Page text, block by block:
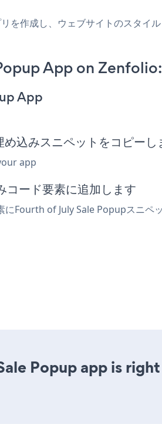
を作成し、ウェブサイトのスタ
App on Zenfolio:
App
みスニペットをコピーし
app
ード要素に追加します
Fourth of July Sale Popupスニ
Popup app is